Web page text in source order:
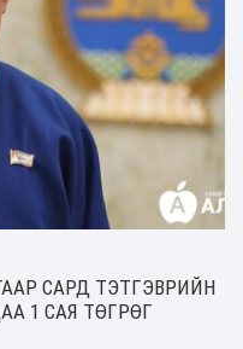
САРД ТЭТГЭВРИЙН
1 САЯ ТӨГРӨГ